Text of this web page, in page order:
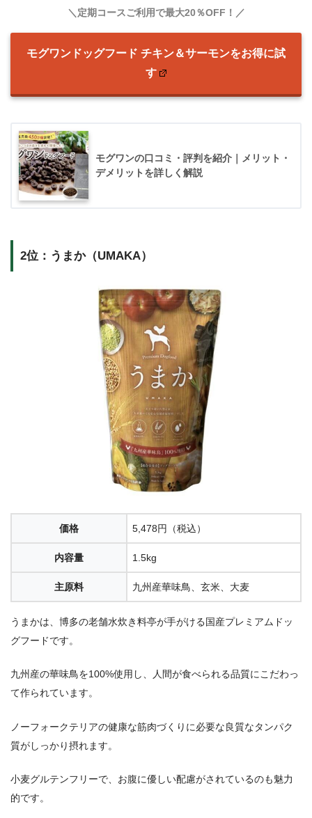
＼定期コースご利用で最大20％OFF！／
モグワンドッグフード チキン＆サーモンをお得に試
す
モグワンの口コミ・評判を紹介｜メリット・
デメリットを詳しく解説
2位：うまか（UMAKA）
価格 5,478円（税込）
内容量 1.5kg
主原料 九州産華味鳥、玄米、大麦
うまかは、博多の老舗水炊き料亭が手がける国産プレミアムドッ
グフードです。
九州産の華味鳥を100%使用し、人間が食べられる品質にこだわっ
て作られています。
ノーフォークテリアの健康な筋肉づくりに必要な良質なタンパク
質がしっかり摂れます。
小麦グルテンフリーで、お腹に優しい配慮がされているのも魅力
的です。